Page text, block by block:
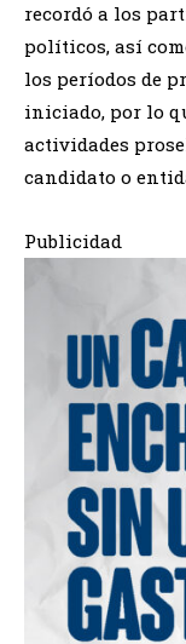
recordó a los
políticos, así
los períodos de
iniciado, por lo
actividades
candidato o
Publicidad